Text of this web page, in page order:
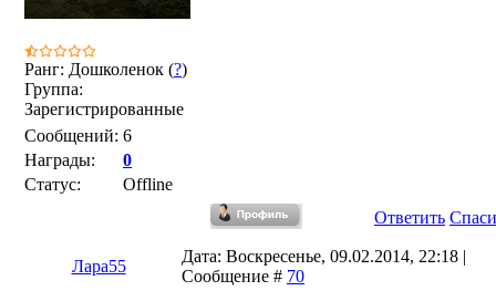
Ранг: Дошколенок (?)
Группа:
Зарегистрированные
Сообщений: 6
Награды:
0
Статус:
Offline
Ответить
Лара55
Дата: Воскресенье, 09.02.2014, 22:18 |
Сообщение # 70